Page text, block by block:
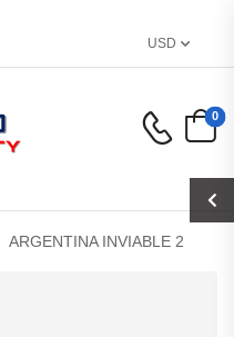
USD
0
ARGENTINA INVIABLE 2